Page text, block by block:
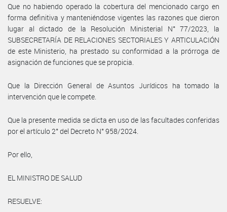
Que no habiendo operado la cobertura del mencionado cargo en
forma definitiva y manteniéndose vigentes las razones que dieron
lugar al dictado de la Resolución Ministerial N° 77/2023, la
SUBSECRETARÍA DE RELACIONES SECTORIALES Y ARTICULACIÓN
de este Ministerio, ha prestado su conformidad a la prórroga de
asignación de funciones que se propicia.
Que la Dirección General de Asuntos Jurídicos ha tomado la
intervención que le compete.
Que la presente medida se dicta en uso de las facultades conferidas
por el artículo 2° del Decreto N° 958/2024.
Por ello,
EL MINISTRO DE SALUD
RESUELVE: